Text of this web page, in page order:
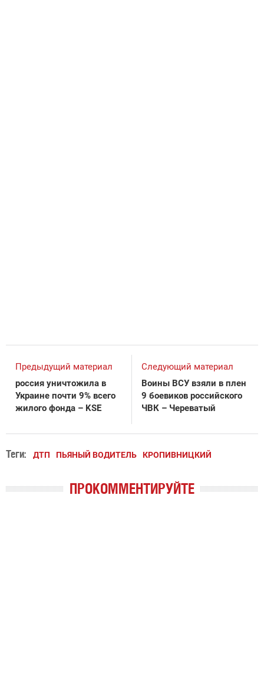
Предыдущий материал
россия уничтожила в
Украине почти 9% всего
жилого фонда – KSE
Следующий материал
Воины ВСУ взяли в плен
9 боевиков российского
ЧВК – Череватый
Теги: ДТП ПЬЯНЫЙ ВОДИТЕЛЬ КРОПИВНИЦКИЙ
ПРОКОММЕНТИРУЙТЕ